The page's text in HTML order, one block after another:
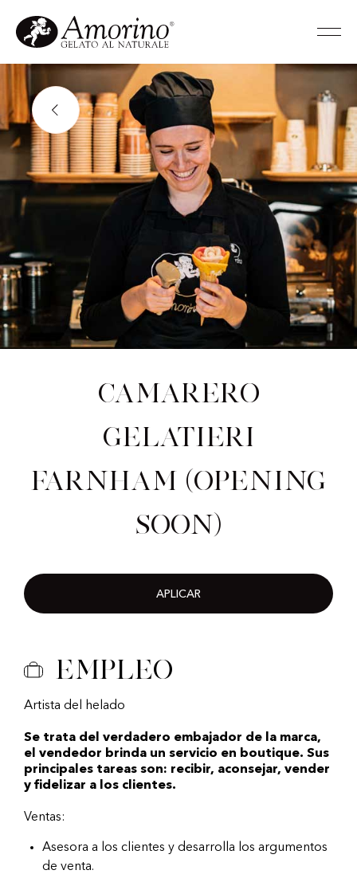
Camarero
gelatieri
Farnham (Opening
Soon)
APLICAR
Empleo
Artista del helado
Se trata del verdadero embajador de la marca,
el vendedor brinda un servicio en boutique. Sus
principales tareas son: recibir, aconsejar, vender
y fidelizar a los clientes.
Ventas:
Asesora a los clientes y desarrolla los argumentos
de venta.